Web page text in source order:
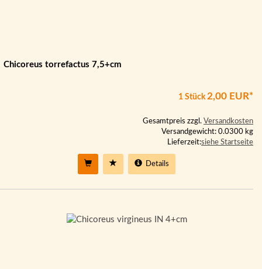
Chicoreus torrefactus 7,5+cm
1 Stück 2,00 EUR*
Gesamtpreis zzgl. Versandkosten
Versandgewicht: 0.0300 kg
Lieferzeit:siehe Startseite
Details